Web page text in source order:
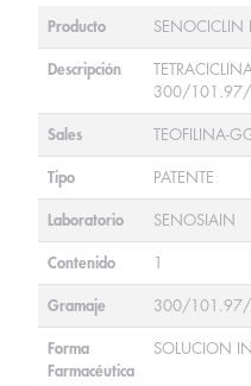
Producto SENOCICLIN
Descripción
300/101.97/
Sales TEOFILINA-
Tipo PATENTE
Laboratorio SENOSIAIN
Contenido 1
Gramaje 300/
Forma
Farmacéutica
SOLUCION